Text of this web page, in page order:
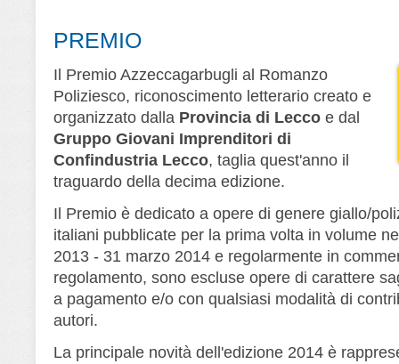
PREMIO
Il Premio Azzeccagarbugli al Romanzo
Poliziesco, riconoscimento letterario creato e
organizzato dalla Provincia di Lecco e dal
Gruppo Giovani Imprenditori di
Confindustria Lecco, taglia quest'anno il
traguardo della decima edizione.
Il Premio è dedicato a opere di genere giallo/
italiani pubblicate per la prima volta in volume
2013 - 31 marzo 2014 e regolarmente in
regolamento, sono escluse opere di carattere
a pagamento e/o con qualsiasi modalità di
autori.
La principale novità dell'edizione 2014 è